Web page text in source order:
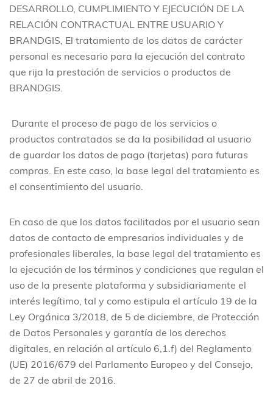
DESARROLLO, CUMPLIMIENTO Y EJECUCIÓN DE LA
RELACIÓN CONTRACTUAL ENTRE USUARIO Y
BRANDGIS, El tratamiento de los datos de carácter
personal es necesario para la ejecución del contrato
que rija la prestación de servicios o productos de
BRANDGIS.
Durante el proceso de pago de los servicios o
productos contratados se da la posibilidad al usuario
de guardar los datos de pago (tarjetas) para futuras
compras. En este caso, la base legal del tratamiento es
el consentimiento del usuario.
En caso de que los datos facilitados por el usuario sean
datos de contacto de empresarios individuales y de
profesionales liberales, la base legal del tratamiento es
la ejecución de los términos y condiciones que regulan el
uso de la presente plataforma y subsidiariamente el
interés legítimo, tal y como estipula el artículo 19 de la
Ley Orgánica 3/2018, de 5 de diciembre, de Protección
de Datos Personales y garantía de los derechos
digitales, en relación al artículo 6,1.f) del Reglamento
(UE) 2016/679 del Parlamento Europeo y del Consejo,
de 27 de abril de 2016.